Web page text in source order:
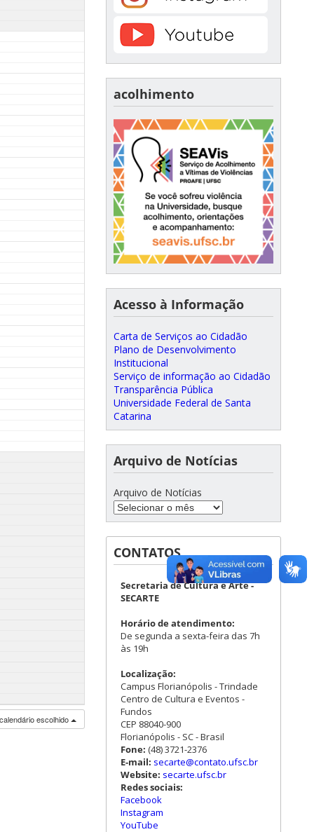
escolhido
acolhimento
Acesso à Informação
Carta de Serviços ao Cidadão
Plano de Desenvolvimento
Institucional
Serviço de informação ao Cidadão
Transparência Pública
Universidade Federal de Santa
Catarina
Arquivo de Notícias
Arquivo de Notícias
CONTATOS
Secretaria de Cultura e Arte -
SECARTE
Horário de atendimento:
De segunda a sexta-feira das 7h
às 19h
Localização:
Campus Florianópolis - Trindade
Centro de Cultura e Eventos -
Fundos
CEP 88040-900
Florianópolis - SC - Brasil
Fone: (48) 3721-2376
E-mail: secarte@contato.ufsc.br
Website: secarte.ufsc.br
Redes sociais:
Facebook
Instagram
YouTube